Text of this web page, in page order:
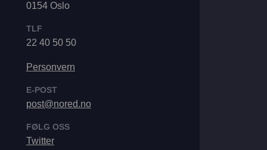
0154 Oslo
TLF
22 40 50 50
Personvern
E-POST
post@nored.no
FØLG OSS
Twitter